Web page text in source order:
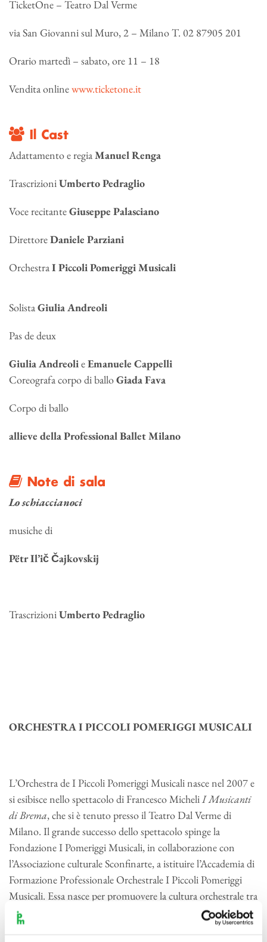
TicketOne – Teatro Dal Verme
via San Giovanni sul Muro, 2 – Milano T. 02 87905 201
Orario martedì – sabato, ore 11 – 18
Vendita onlinewww.ticketone.it
Il Cast
Adattamento e regiaManuel Renga
TrascrizioniUmberto Pedraglio
Voce recitanteGiuseppe Palasciano
DirettoreDaniele Parziani
OrchestraI Piccoli Pomeriggi Musicali
SolistaGiulia Andreoli
Pas de deux
Giulia AndreolieEmanuele Cappelli
Coreografa corpo di balloGiada Fava
Corpo di ballo
allieve della Professional Ballet Milano
Note di sala
Lo schiaccianoci
musiche di
Pëtr Il’ič Čajkovskij
TrascrizioniUmberto Pedraglio
ORCHESTRA I PICCOLI POMERIGGI MUSICALI
L’Orchestra de I Piccoli Pomeriggi Musicali nasce nel 2007 e
si esibisce nello spettacolo di Francesco MicheliI Musicanti
di Brema, che si è tenuto presso il Teatro Dal Verme di
Milano. Il grande successo dello spettacolo spinge la
Fondazione I Pomeriggi Musicali, in collaborazione con
l’Associazione culturale Sconfinarte, a istituire l’Accademia di
Formazione Professionale Orchestrale I Piccoli Pomeriggi
Musicali. Essa nasce per promuovere la cultura orchestrale tra
i bambini avviati allo studio della musica preparandoli
all’esecuzione dei concerti della stagione di musica per i